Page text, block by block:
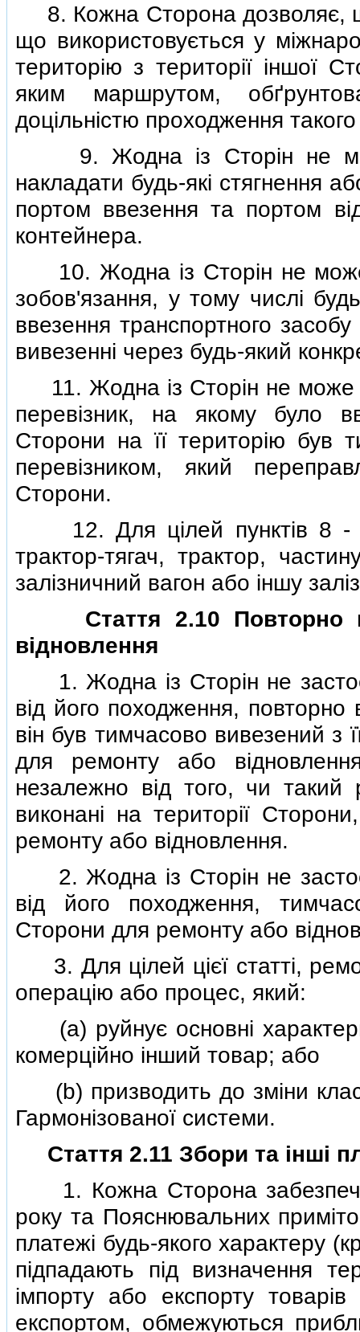
8. Кожна Сторона дозволяє,
що використовується у
територiю з територiї iншої
яким маршрутом,
доцiльнiстю проходження
9. Жодна iз Сторiн не може
накладати будь-якi стягнення
портом ввезення та портом
контейнера.
10. Жодна iз Сторiн не може
зобов'язання, у тому числi
ввезення транспортного
вивезеннi через будь-який
11. Жодна iз Сторiн не може
перевiзник, на якому було
Сторони на її територiю був
перевiзником, який
Сторони.
12. Для цiлей пунктiв 8 - 11
трактор-тягач, трактор,
залiзничний вагон або iншу
Стаття 2.10
вiдновлення
1. Жодна iз Сторiн не
вiд його походження, повторно
вiн був тимчасово вивезений з
для ремонту або
незалежно вiд того, чи
виконанi на територiї
ремонту або вiдновлення.
2. Жодна iз Сторiн не
вiд його походження,
Сторони для ремонту або
3. Для цiлей цiєї статтi,
операцiю або процес, який:
(a) руйнує основнi
комерцiйно iнший товар; або
(b) призводить до змiни
Гармонiзованої системи.
Стаття 2.11 Збори та iншi
1. Кожна Сторона
року та Пояснювальних
платежi будь-якого характеру
пiдпадають пiд визначення
iмпорту або експорту
експортом, обмежуються